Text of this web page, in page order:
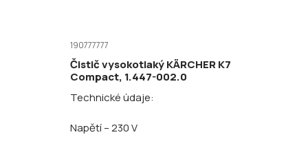
190777777
Čistič vysokotlaký KÄRCHER K7
Compact, 1.447-002.0
Technické údaje:
Napětí – 230 V